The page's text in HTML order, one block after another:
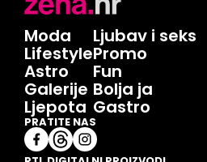
Moda
Lifestyle
Astro
Galerije
Ljepota
Ljubav i seks
Promo
Fun
Bolja ja
Gastro
PRATITE NAS